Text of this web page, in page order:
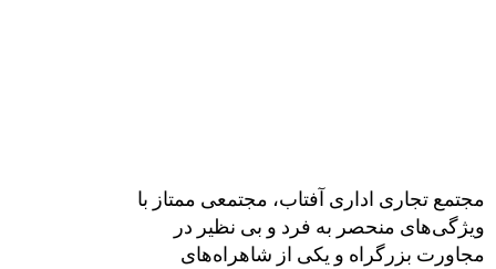
مجتمع تجاری اداری آفتاب، مجتمعی ممتاز با
ویژگی‌های منحصر به فرد و بی نظیر در
مجاورت بزرگراه و یکی از شاهراه‌های